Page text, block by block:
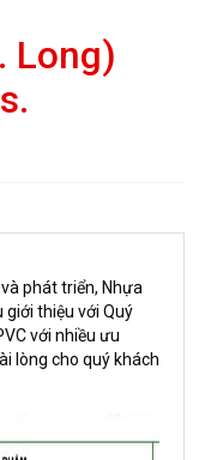
Long)
phát triển, Nhựa
giới thiệu với Quý
với nhiều ưu
lòng cho quý khách